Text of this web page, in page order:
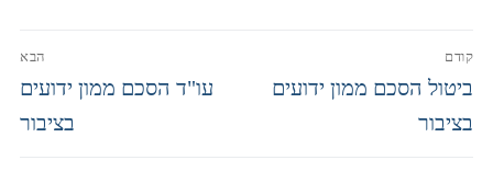
קודם
ביטול הסכם ממון ידועים
בציבור
הבא
עו"ד הסכם ממון ידועים
בציבור